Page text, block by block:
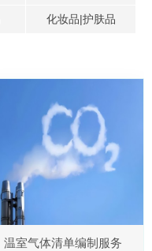
化妆品|护肤品
温室气体清单编制服务